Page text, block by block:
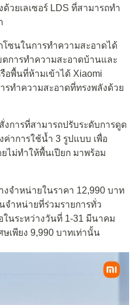
วยเลเซอร์ LDS ที่สามารถทำ
ซนในการทำความสะอาดได้
การทำความสะอาดบ้านและ
อพื้นที่ห้ามเข้าได้ Xiaomi
รทำความสะอาดที่ทรงพลังด้วย
การที่สามารถปรับระดับการดูด
าการใช้น้ำ 3 รูปแบบ เพื่อ
ไม่ทำให้พื้นเปียก มาพร้อม
งจำหน่ายในราคา 12,990 บาท
จำหน่ายที่ร่วมรายการทั่ว
ในระหว่างวันที่ 1-31 มีนาคม
เพียง 9,990 บาทเท่านั้น